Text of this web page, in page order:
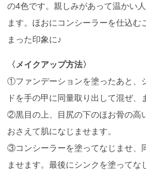
の4色です。親しみがあって温かい
ます。ほおにコンシーラーを仕込む
まった印象に♪
〈メイクアップ方法〉
①ファンデーションを塗ったあと、
ドを手の甲に同量取り出して混ぜ、
②黒目の上、目尻の下のほお骨の高
おさえて肌になじませます。
③コンシーラーを塗ってなじませ、
ませます。最後にシンクを塗ってな